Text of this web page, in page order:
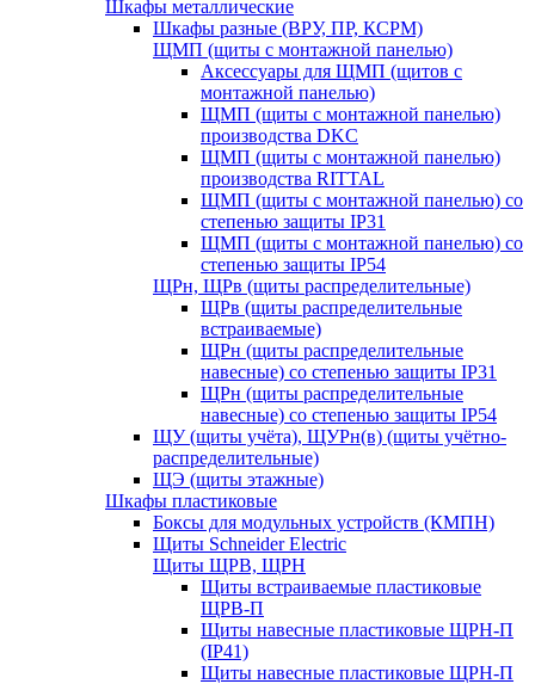
Шкафы металлические
Шкафы разные (ВРУ, ПР, КСРМ)
ЩМП (щиты с монтажной панелью)
Аксессуары для ЩМП (щитов с
монтажной панелью)
ЩМП (щиты с монтажной панелью)
производства DKC
ЩМП (щиты с монтажной панелью)
производства RITTAL
ЩМП (щиты с монтажной панелью) со
степенью защиты IP31
ЩМП (щиты с монтажной панелью) со
степенью защиты IP54
ЩРн, ЩРв (щиты распределительные)
ЩРв (щиты распределительные
встраиваемые)
ЩРн (щиты распределительные
навесные) со степенью защиты IP31
ЩРн (щиты распределительные
навесные) со степенью защиты IP54
ЩУ (щиты учёта), ЩУРн(в) (щиты учётно-
распределительные)
ЩЭ (щиты этажные)
Шкафы пластиковые
Боксы для модульных устройств (КМПН)
Щиты Schneider Electric
Щиты ЩРВ, ЩРН
Щиты встраиваемые пластиковые
ЩРВ-П
Щиты навесные пластиковые ЩРН-П
(IP41)
Щиты навесные пластиковые ЩРН-П